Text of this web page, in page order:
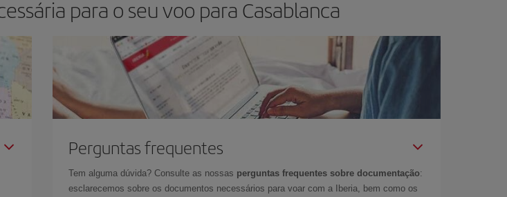
para o seu voo para Casablanca
Perguntas frequentes
Tem alguma dúvida? Consulte as nossas perguntas frequentes sobre documentação:
esclarecemos sobre os documentos necessários para voar com a Iberia, bem como os